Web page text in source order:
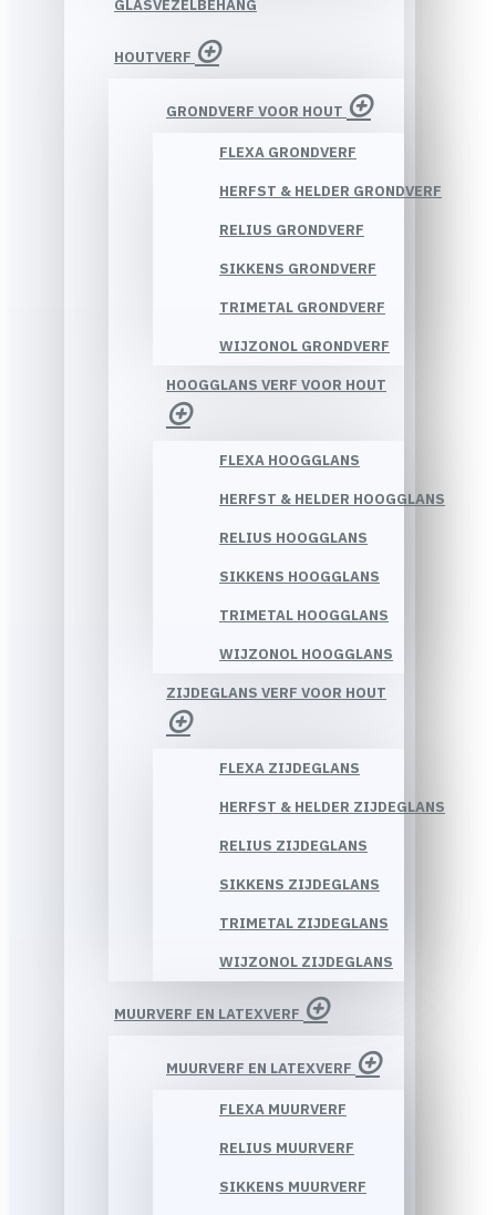
GLASVEZELBEHANG
HOUTVERF
GRONDVERF VOOR HOUT
FLEXA GRONDVERF
HERFST & HELDER GRONDVERF
RELIUS GRONDVERF
SIKKENS GRONDVERF
TRIMETAL GRONDVERF
WIJZONOL GRONDVERF
HOOGGLANS VERF VOOR HOUT
FLEXA HOOGGLANS
HERFST & HELDER HOOGGLANS
RELIUS HOOGGLANS
SIKKENS HOOGGLANS
TRIMETAL HOOGGLANS
WIJZONOL HOOGGLANS
ZIJDEGLANS VERF VOOR HOUT
FLEXA ZIJDEGLANS
HERFST & HELDER ZIJDEGLANS
RELIUS ZIJDEGLANS
SIKKENS ZIJDEGLANS
TRIMETAL ZIJDEGLANS
WIJZONOL ZIJDEGLANS
MUURVERF EN LATEXVERF
MUURVERF EN LATEXVERF
FLEXA MUURVERF
RELIUS MUURVERF
SIKKENS MUURVERF